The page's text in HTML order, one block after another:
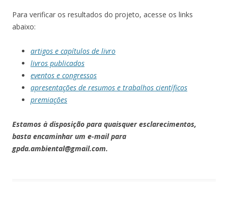
Para verificar os resultados do projeto, acesse os links
abaixo:
artigos e capítulos de livro
livros publicados
eventos e congressos
apresentações de resumos e trabalhos científicos
premiações
Estamos à disposição para quaisquer esclarecimentos,
basta encaminhar um e-mail para
gpda.ambiental@gmail.com.